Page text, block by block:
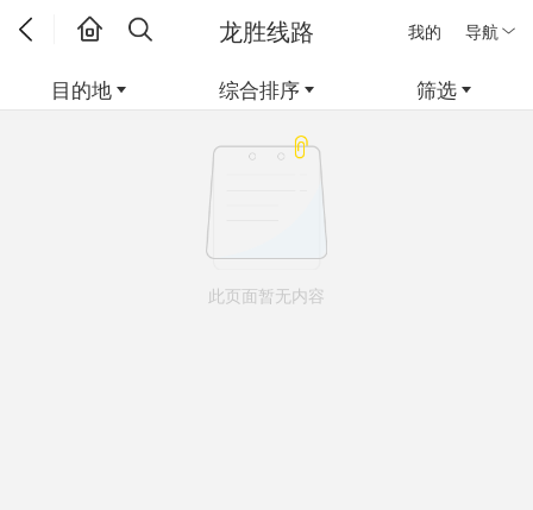
我的 导航
龙胜线路
目的地 综合排序 筛选
此页面暂无内容